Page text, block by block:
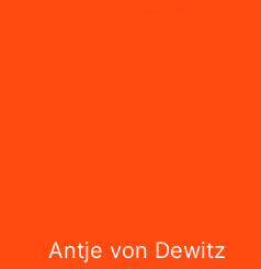
Antje von Dewitz